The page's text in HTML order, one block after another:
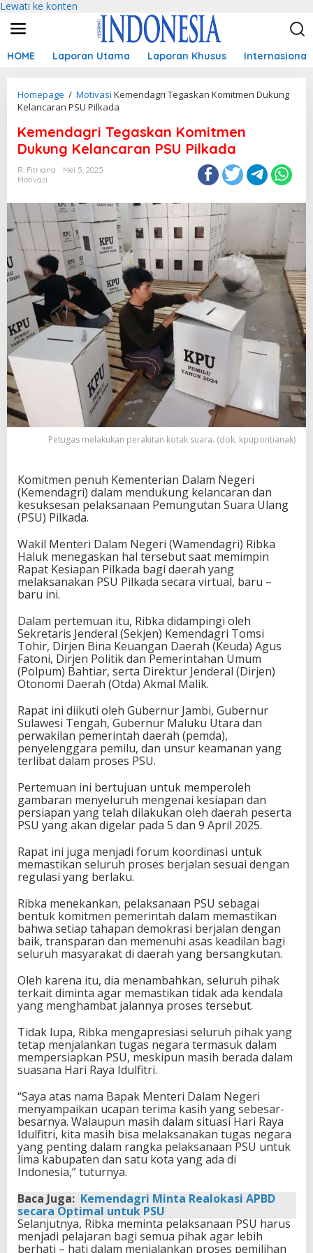
Lewati ke konten
HOME Laporan Utama Laporan Khusus Internasional
Homepage / Motivasi Kemendagri Tegaskan Komitmen Dukung
Kelancaran PSU Pilkada
Kemendagri Tegaskan Komitmen
Dukung Kelancaran PSU Pilkada
R. Fitriana
Mei 5, 2025
Motivasi
Petugas melakukan perakitan kotak suara. (dok. kpupontianak)
Komitmen penuh Kementerian Dalam Negeri
(Kemendagri) dalam mendukung kelancaran dan
kesuksesan pelaksanaan Pemungutan Suara Ulang
(PSU) Pilkada.
Wakil Menteri Dalam Negeri (Wamendagri) Ribka
Haluk menegaskan hal tersebut saat memimpin
Rapat Kesiapan Pilkada bagi daerah yang
melaksanakan PSU Pilkada secara virtual, baru –
baru ini.
Dalam pertemuan itu, Ribka didampingi oleh
Sekretaris Jenderal (Sekjen) Kemendagri Tomsi
Tohir, Dirjen Bina Keuangan Daerah (Keuda) Agus
Fatoni, Dirjen Politik dan Pemerintahan Umum
(Polpum) Bahtiar, serta Direktur Jenderal (Dirjen)
Otonomi Daerah (Otda) Akmal Malik.
Rapat ini diikuti oleh Gubernur Jambi, Gubernur
Sulawesi Tengah, Gubernur Maluku Utara dan
perwakilan pemerintah daerah (pemda),
penyelenggara pemilu, dan unsur keamanan yang
terlibat dalam proses PSU.
Pertemuan ini bertujuan untuk memperoleh
gambaran menyeluruh mengenai kesiapan dan
persiapan yang telah dilakukan oleh daerah peserta
PSU yang akan digelar pada 5 dan 9 April 2025.
Rapat ini juga menjadi forum koordinasi untuk
memastikan seluruh proses berjalan sesuai dengan
regulasi yang berlaku.
Ribka menekankan, pelaksanaan PSU sebagai
bentuk komitmen pemerintah dalam memastikan
bahwa setiap tahapan demokrasi berjalan dengan
baik, transparan dan memenuhi asas keadilan bagi
seluruh masyarakat di daerah yang bersangkutan.
Oleh karena itu, dia menambahkan, seluruh pihak
terkait diminta agar memastikan tidak ada kendala
yang menghambat jalannya proses tersebut.
Tidak lupa, Ribka mengapresiasi seluruh pihak yang
tetap menjalankan tugas negara termasuk dalam
mempersiapkan PSU, meskipun masih berada dalam
suasana Hari Raya Idulfitri.
“Saya atas nama Bapak Menteri Dalam Negeri
menyampaikan ucapan terima kasih yang sebesar-
besarnya. Walaupun masih dalam situasi Hari Raya
Idulfitri, kita masih bisa melaksanakan tugas negara
yang penting dalam rangka pelaksanaan PSU untuk
lima kabupaten dan satu kota yang ada di
Indonesia,” tuturnya.
Baca Juga: Kemendagri Minta Realokasi APBD
secara Optimal untuk PSU
Selanjutnya, Ribka meminta pelaksanaan PSU harus
menjadi pelajaran bagi semua pihak agar lebih
berhati – hati dalam menjalankan proses pemilihan